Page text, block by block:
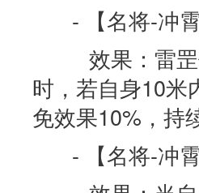
- 【名将-冲霄
效果：雷罡
时，若自身10米
免效果10%，持
- 【名将-冲霄